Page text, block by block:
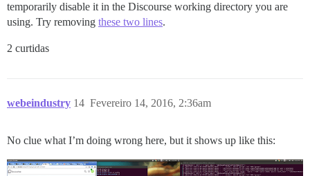
temporarily disable it in the Discourse working directory you are
using. Try removing these two lines.
2 curtidas
webeindustry Fevereiro 14, 2016, 2:36am
14
No clue what I’m doing wrong here, but it shows up like this: